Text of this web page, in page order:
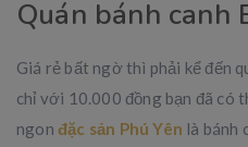
Quán bánh canh
Giá rẻ bất ngờ thì phải kể đến
chỉ với 10.000 đồng bạn đã có
ngon đặc sản Phú Yên là bánh